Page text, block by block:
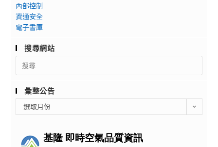
內部控制
資通安全
電子書庫
搜尋網站
Search
for:
彙整公告
整
選取月份